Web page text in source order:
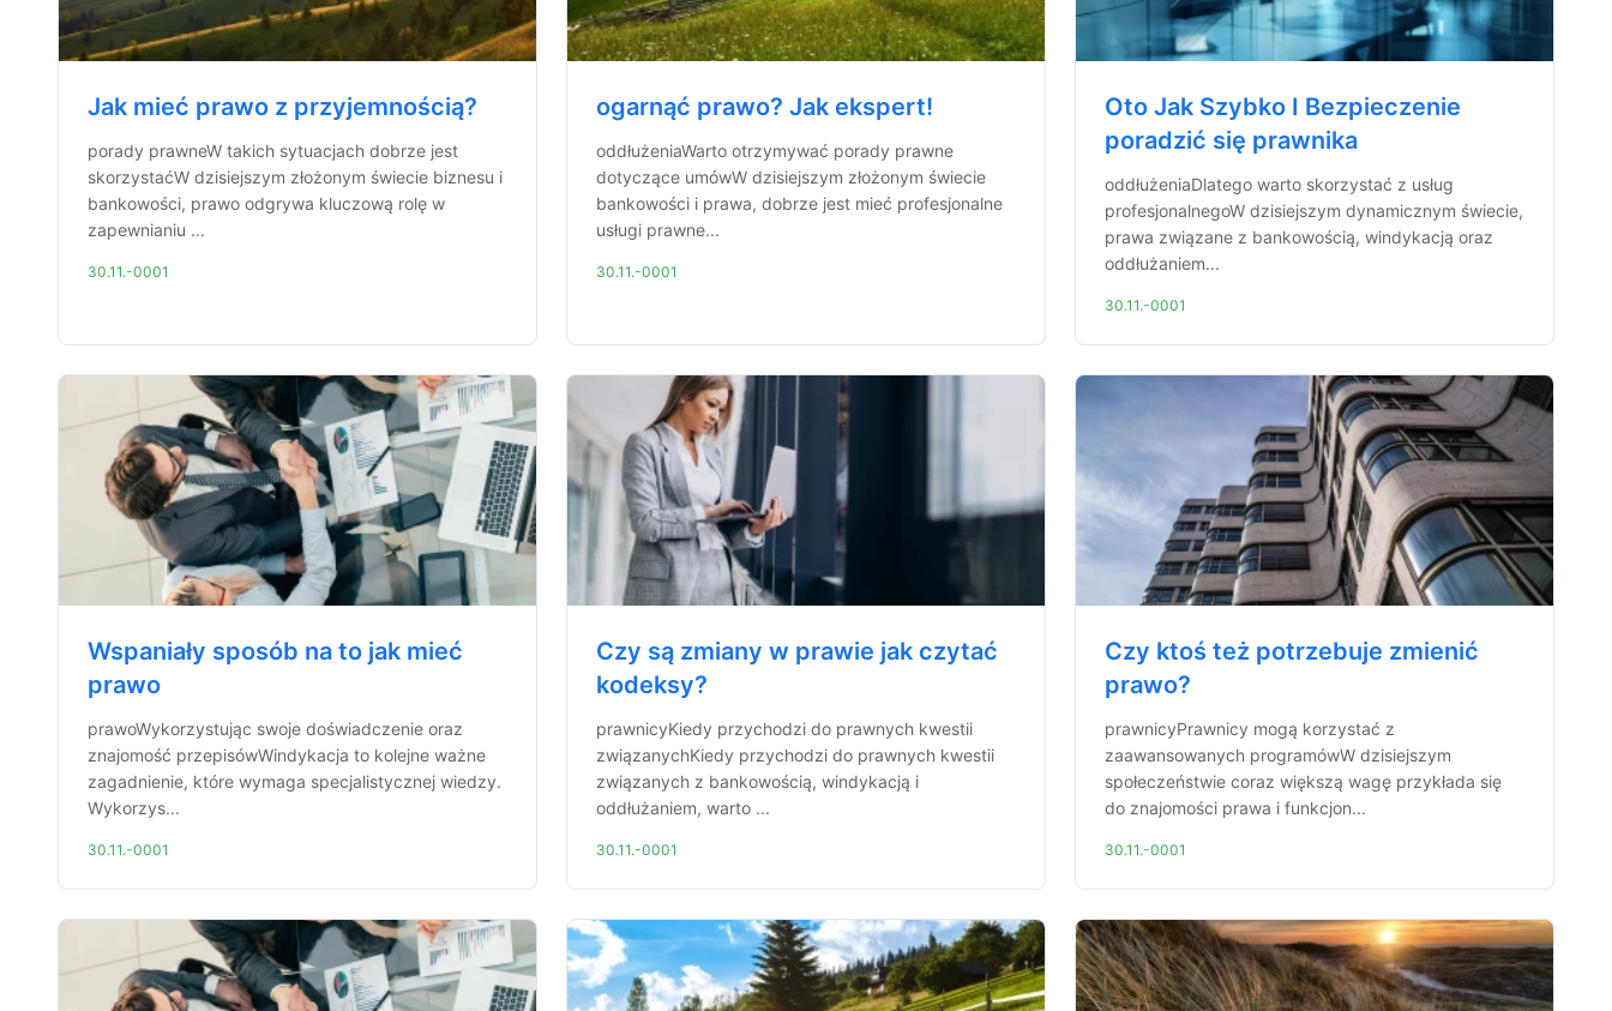
Jak mieć prawo z przyjemnością?
porady prawneW takich sytuacjach dobrze jest
skorzystaćW dzisiejszym złożonym świecie biznesu i
bankowości, prawo odgrywa kluczową rolę w
zapewnianiu ...
30.11.-0001
ogarnąć prawo? Jak ekspert!
oddłużeniaWarto otrzymywać porady prawne
dotyczące umówW dzisiejszym złożonym świecie
bankowości i prawa, dobrze jest mieć profesjonalne
usługi prawne...
30.11.-0001
Oto Jak Szybko I Bezpieczenie
poradzić się prawnika
oddłużeniaDlatego warto skorzystać z usług
profesjonalnegoW dzisiejszym dynamicznym świecie,
prawa związane z bankowością, windykacją oraz
oddłużaniem...
30.11.-0001
Wspaniały sposób na to jak mieć
prawo
prawoWykorzystując swoje doświadczenie oraz
znajomość przepisówWindykacja to kolejne ważne
zagadnienie, które wymaga specjalistycznej wiedzy.
Wykorzys...
30.11.-0001
Czy są zmiany w prawie jak czytać
kodeksy?
prawnicyKiedy przychodzi do prawnych kwestii
związanychKiedy przychodzi do prawnych kwestii
związanych z bankowością, windykacją i
oddłużaniem, warto ...
30.11.-0001
Czy ktoś też potrzebuje zmienić
prawo?
prawnicyPrawnicy mogą korzystać z
zaawansowanych programówW dzisiejszym
społeczeństwie coraz większą wagę przykłada się
do znajomości prawa i funkcjon...
30.11.-0001